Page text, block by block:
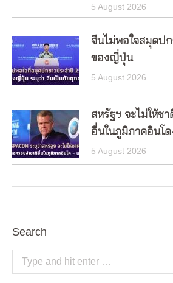
5 August 2026
จีนไม่พอใจสมุดป
ของญี่ปุ่น
5 August 2026
สหรัฐฯ จะไม่ให้ช
อื่นในภูมิภาคอินโ
5 August 2026
Search
Search: